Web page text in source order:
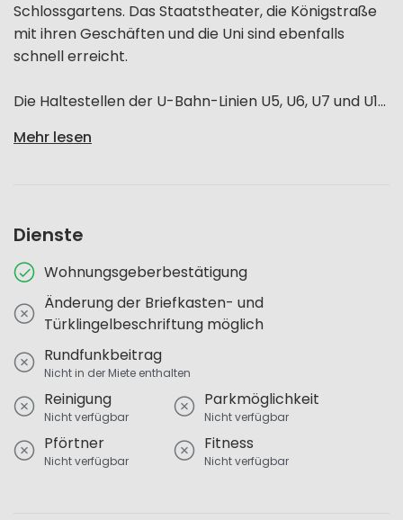
Schlossgartens. Das Staatstheater, die Königstraße
mit ihren Geschäften und die Uni sind ebenfalls
schnell erreicht.
Die Haltestellen der U-Bahn-Linien U5, U6, U7 und U1...
Mehr lesen
Dienste
Wohnungsgeberbestätigung
Änderung der Briefkasten- und
Türklingelbeschriftung möglich
Rundfunkbeitrag
Nicht in der Miete enthalten
Reinigung
Nicht verfügbar
Parkmöglichkeit
Nicht verfügbar
Pförtner
Nicht verfügbar
Fitness
Nicht verfügbar